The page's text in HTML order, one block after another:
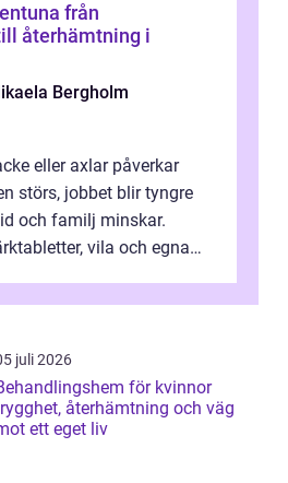
från
återhämtning i
Bergholm
eller axlar påverkar
störs, jobbet blir tyngre
och familj minskar.
vila och egna
juli 2026
för kvinnor
återhämtning och väg
ett eget liv